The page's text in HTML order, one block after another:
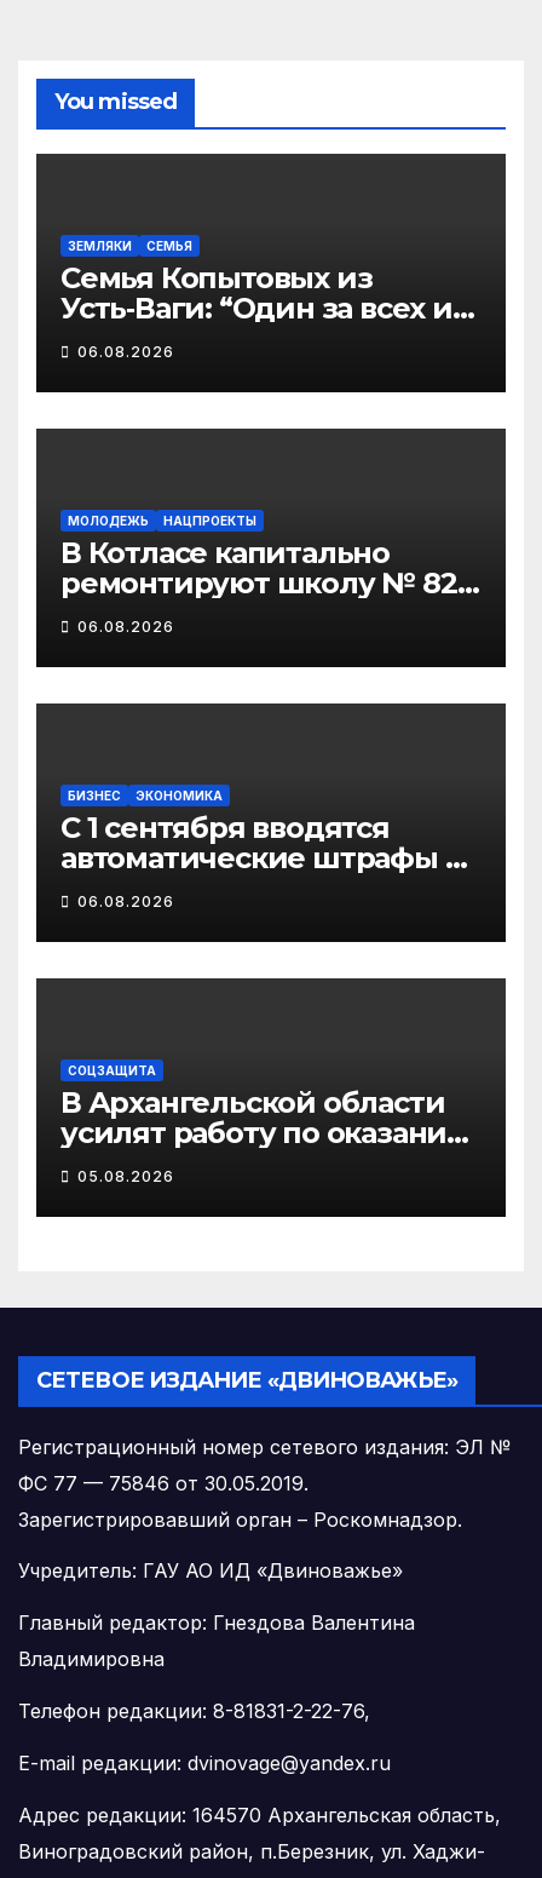
You missed
ЗЕМЛЯКИ СЕМЬЯ
Семья Копытовых из
Усть‑Ваги: “Один за всех и
все за одного” — пример
для всего Виноградовского
округа
06.08.2026
МОЛОДЕЖЬ НАЦПРОЕКТЫ
В Котласе капитально
ремонтируют школу № 82
и детсад «Золотая рыбка»
06.08.2026
БИЗНЕС ЭКОНОМИКА
С 1 сентября вводятся
автоматические штрафы за
нарушение правил
маркировки в системе
«Честный знак»
06.08.2026
СОЦЗАЩИТА
В Архангельской области
усилят работу по оказанию
бесплатной юридической
помощи ветеранам СВО и
их семьям
05.08.2026
СЕТЕВОЕ ИЗДАНИЕ «ДВИНОВАЖЬЕ»
Регистрационный номер сетевого издания: ЭЛ №
ФС 77 — 75846 от 30.05.2019.
Зарегистрировавший орган – Роскомнадзор.
Учредитель: ГАУ АО ИД «Двиноважье»
Главный редактор: Гнездова Валентина
Владимировна
Телефон редакции: 8-81831-2-22-76,
E-mail редакции: dvinovage@yandex.ru
Адрес редакции: 164570 Архангельская область,
Виноградовский район, п.Березник, ул. Хаджи-